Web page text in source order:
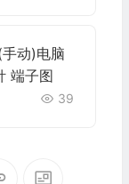
动)电脑
端子图
39